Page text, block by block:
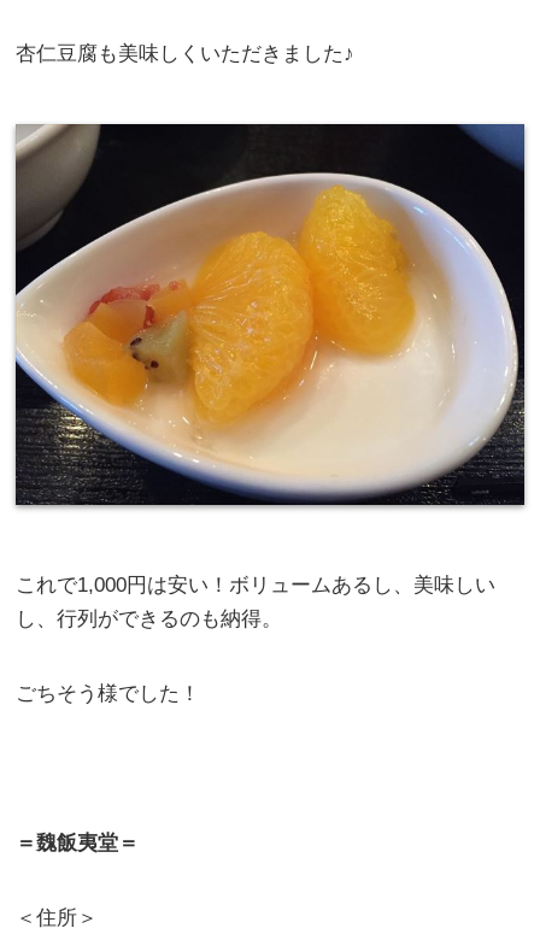
杏仁豆腐も美味しくいただきました♪
これで1,000円は安い！ボリュームあるし、美味しい
し、行列ができるのも納得。
ごちそう様でした！
＝魏飯夷堂＝
＜住所＞